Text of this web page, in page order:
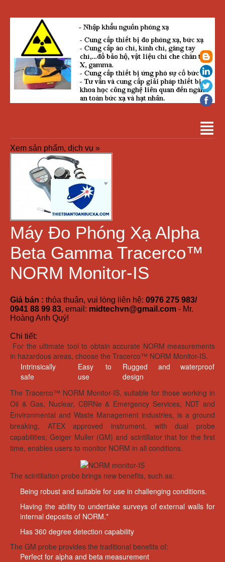
Xem sản phẩm, dịch vụ »
Máy Đo Phóng Xạ Alpha
Beta Gamma Tracerco™
NORM Monitor-IS
Giá bán : thỏa thuận, vui lòng liên hệ: 0976 275 983/
0941 88 99 83, email: midtechvn@gmail.com - Mr.
Hoàng Anh Quý!
Chi tiết:
For the ultimate tool to obtain accurate NORM measurements
in hazardous areas, choose the Tracerco™ NORM Monitor-IS.
Intrinsically
safe
Easy to
use
Rugged and waterproof
design
The Tracerco™ NORM Monitor-IS, suitable for those working in
Oil & Gas, Nuclear, CBRNe & Emergency Services, NDT and
Environmental and Waste Management industries, is a ground
breaking, ATEX approved instrument, with dual probe
capabilities; Geiger Muller (GM) and scintillator that for the first
time, enables users to monitor NORM in all conditions.
The scintillation probe brings new benefits, such as:
Being robust and suitable for use in challenging conditions.
Having the ability to undertake surveys of external walls for
internal deposits of NORM.*
Has 360 degree detection capability
The GM probe provides the traditional benefits of:
Perfect for alpha and beta measurement